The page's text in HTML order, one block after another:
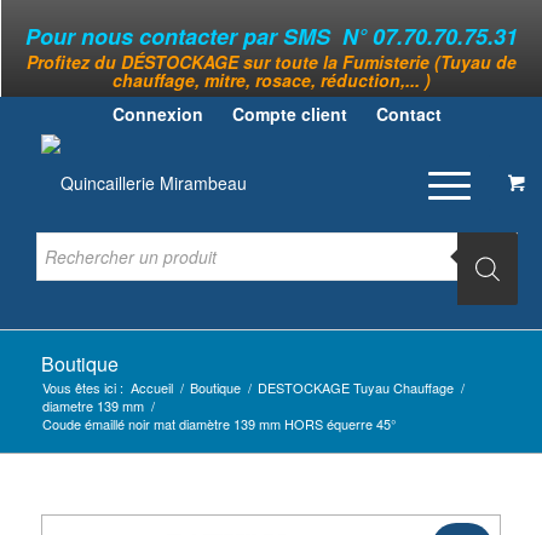
Pour nous contacter par SMS N° 07.70.70.75.31
Profitez du DÉSTOCKAGE sur toute la Fumisterie (Tuyau de
chauffage, mitre, rosace, réduction,... )
Connexion
Compte client Contact
Boutique
Vous êtes ici : Accueil / Boutique / DESTOCKAGE Tuyau Chauffage /
diametre 139 mm /
Coude émaillé noir mat diamètre 139 mm HORS équerre 45°